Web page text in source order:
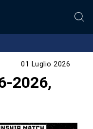
01 Luglio 2026
2026,